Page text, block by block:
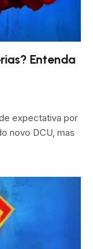
Entenda
expectativa por
novo DCU, mas